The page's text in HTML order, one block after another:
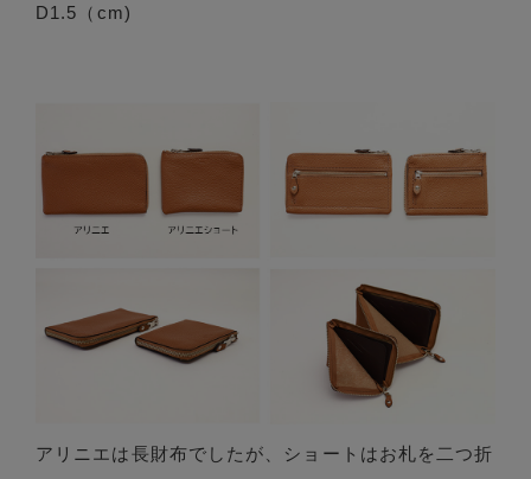
D1.5（cm)
アリニエは長財布でしたが、ショートはお札を二つ折